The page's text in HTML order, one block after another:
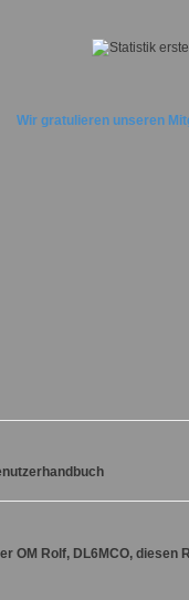
Wir gratulieren unseren
OM Rolf, DL6MCO, diesen